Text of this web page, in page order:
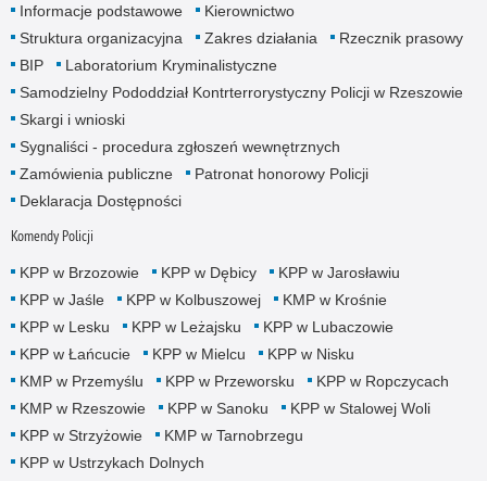
Informacje podstawowe
Kierownictwo
Struktura organizacyjna
Zakres działania
Rzecznik prasowy
BIP
Laboratorium Kryminalistyczne
Samodzielny Pododdział Kontrterrorystyczny Policji w Rzeszowie
Skargi i wnioski
Sygnaliści - procedura zgłoszeń wewnętrznych
Zamówienia publiczne
Patronat honorowy Policji
Deklaracja Dostępności
Komendy Policji
KPP w Brzozowie KPP w Dębicy
KPP w Jarosławiu
KPP w Jaśle
KPP w Kolbuszowej
KMP w Krośnie
KPP w Lesku
KPP w Leżajsku
KPP w Lubaczowie
KPP w Łańcucie
KPP w Mielcu
KPP w Nisku
KMP w Przemyślu
KPP w Przeworsku
KPP w Ropczycach
KMP w Rzeszowie
KPP w Sanoku
KPP w Stalowej Woli
KPP w Strzyżowie
KMP w Tarnobrzegu
KPP w Ustrzykach Dolnych